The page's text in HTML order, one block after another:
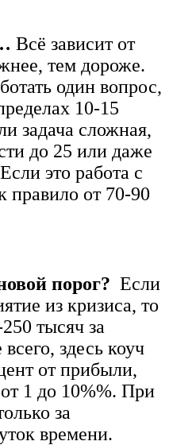
Всё зависит от
тем дороже.
один вопрос,
10-15
задача сложная,
до 25 или даже
это работа с
правило от 70-90
порог? Если
из кризиса, то
тысяч за
здесь коуч
от прибыли,
1 до 10%%. При
за
времени.